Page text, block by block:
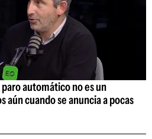
automático no es un
cuando se anuncia a pocas